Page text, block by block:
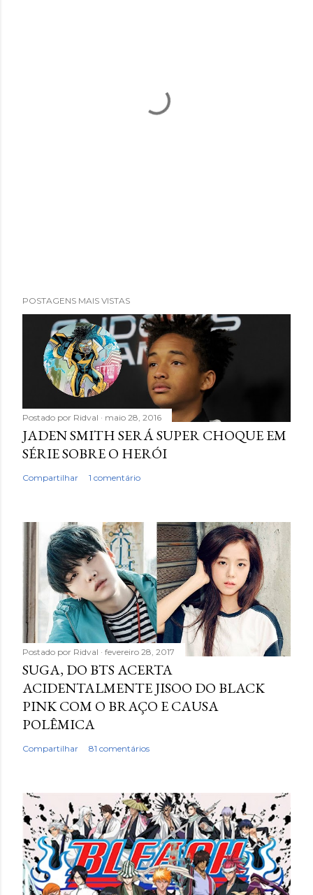
POSTAGENS MAIS VISTAS
Postado por Ridval maio 28, 2016
JADEN SMITH SERÁ SUPER CHOQUE EM
SÉRIE SOBRE O HERÓI
Compartilhar 1 comentário
Postado por Ridval fevereiro 28, 2017
SUGA, DO BTS ACERTA
ACIDENTALMENTE JISOO DO BLACK
PINK COM O BRAÇO E CAUSA
POLÊMICA
Compartilhar 81 comentários